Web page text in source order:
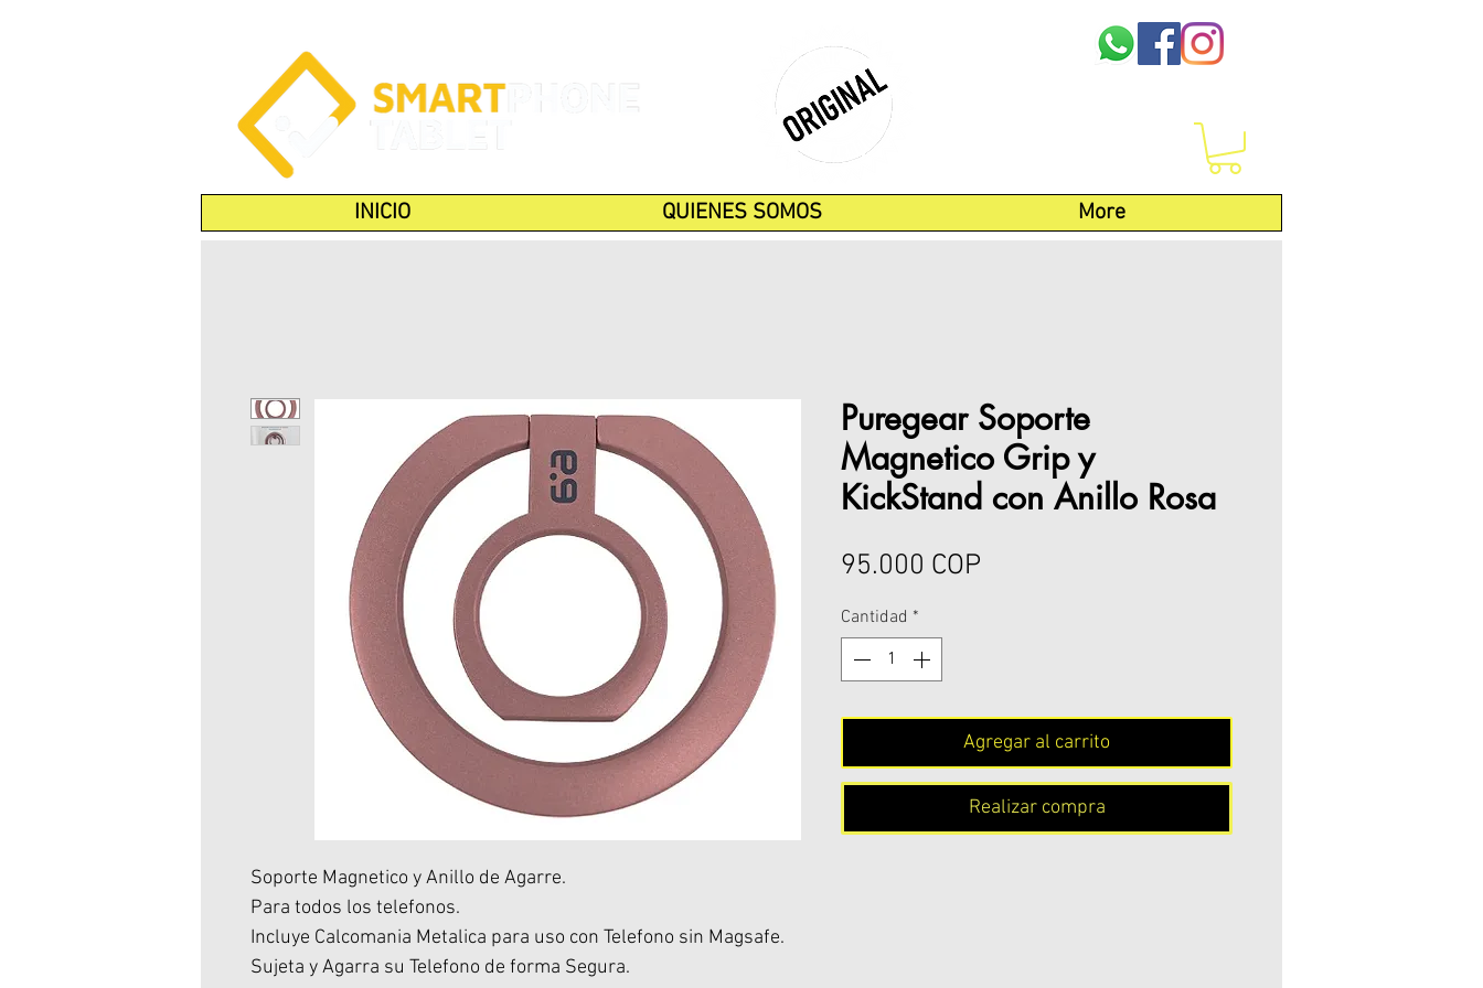
INICIO QUIENES SOMOS More
Soporte Magnetico y Anillo de Agarre.
Para todos los telefonos.
Incluye Calcomania Metalica para uso con Telefono sin Magsafe.
Sujeta y Agarra su Telefono de forma Segura.
Puregear Soporte
Magnetico Grip y
KickStand con Anillo Rosa
95.000 COP
Cantidad *
Agregar al carrito
Realizar compra